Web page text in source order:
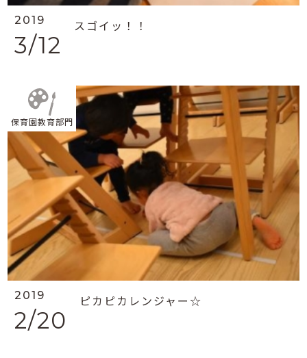
2019
3/12
スゴイッ！！
保育園教育部門
2019
2/20
ピカピカレンジャー☆